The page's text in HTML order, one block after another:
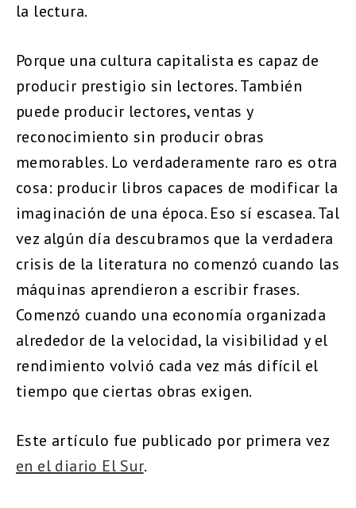
la lectura.
Porque una cultura capitalista es capaz de
producir prestigio sin lectores. También
puede producir lectores, ventas y
reconocimiento sin producir obras
memorables. Lo verdaderamente raro es otra
cosa: producir libros capaces de modificar la
imaginación de una época. Eso sí escasea. Tal
vez algún día descubramos que la verdadera
crisis de la literatura no comenzó cuando las
máquinas aprendieron a escribir frases.
Comenzó cuando una economía organizada
alrededor de la velocidad, la visibilidad y el
rendimiento volvió cada vez más difícil el
tiempo que ciertas obras exigen.
Este artículo fue publicado por primera vez
en el diario El Sur.